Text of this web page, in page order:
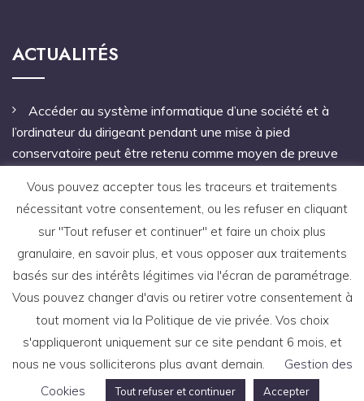
ACTUALITÉS
Accéder au système informatique d’une société et à
l’ordinateur du dirigeant pendant une mise à pied
conservatoire peut être retenu comme moyen de preuve
Pas de mandat à une personne étrangère à l’entreprise
pour notifier le licenciement
Une faute grave antérieure à un arrêt de travail autorise
le licenciement du salarié
Copyright © 2021 site réalisé par l'agence de
communicationABVSM - Mentions légales-CGU
Vous pouvez accepter tous les traceurs et traitements
nécessitant votre consentement, ou les refuser en cliquant
sur "Tout refuser et continuer" et faire un choix plus
granulaire, en savoir plus, et vous opposer aux traitements
basés sur des intérêts légitimes via l'écran de paramétrage.
Vous pouvez changer d'avis ou retirer votre consentement à
tout moment via la Politique de vie privée. Vos choix
s'appliqueront uniquement sur ce site pendant 6 mois, et
nous ne vous solliciterons plus avant demain.
Gestion des
Cookies
Tout refuser et continuer Accepter